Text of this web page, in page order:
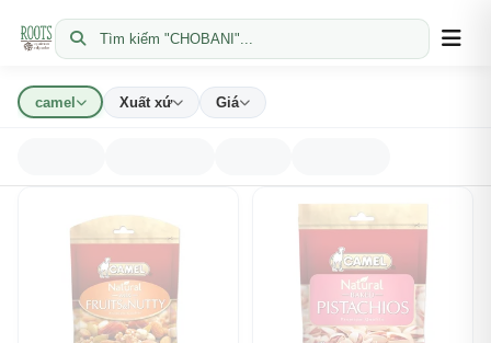
Tìm kiếm "CHOBANI"...
camel Xuất xứ Giá